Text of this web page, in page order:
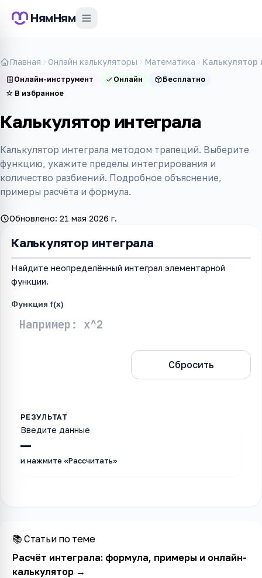
НямНям
Главная Онлайн калькуляторы Математика Калькулятор
Онлайн-инструмент Онлайн
Бесплатно
☆ В избранное
Калькулятор интеграла
Калькулятор интеграла методом трапеций. Выберите
функцию, укажите пределы интегрирования и
количество разбиений. Подробное объяснение,
примеры расчёта и формула.
Обновлено: 21 мая 2026 г.
Калькулятор интеграла
Найдите неопределённый интеграл элементарной
функции.
Функция f(x)
Сбросить
—
Введите данные
и нажмите «Рассчитать»
📚 Статьи по теме
Расчёт интеграла: формула, примеры и онлайн-
калькулятор→